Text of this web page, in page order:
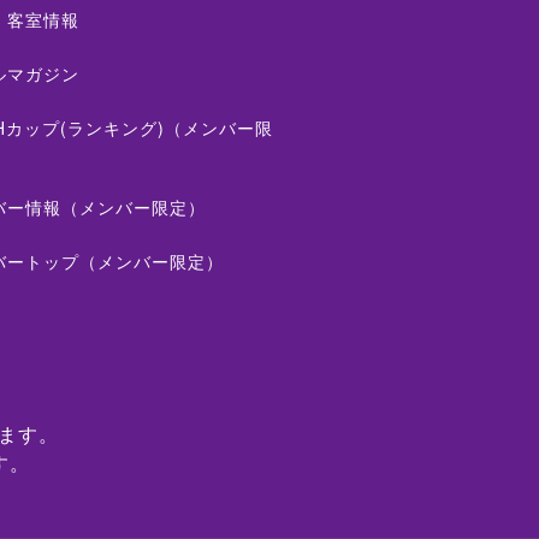
客室情報
マガジン
カップ(ランキング)（メンバー限
ー情報（メンバー限定）
ートップ（メンバー限定）
。